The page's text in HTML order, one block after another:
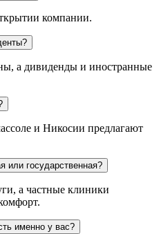
компании.
а дивиденды и иностранные
и Никосии предлагают
или государственная?
а частные клиники
именно у вас?